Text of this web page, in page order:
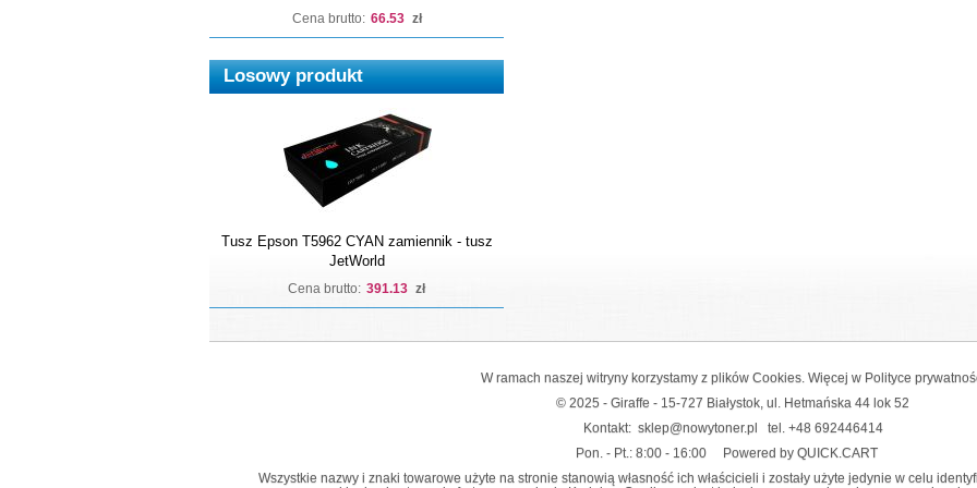
Cena brutto: 66.53 zł
Losowy produkt
Tusz Epson T5962 CYAN zamiennik - tusz
JetWorld
Cena brutto: 391.13 zł
W ramach naszej witryny korzystamy z plików Cookies. Więcej w Polityce
© 2025 - Giraffe - 15-727 Białystok, ul. Hetmańska 44 lok 52
Kontakt: sklep@nowytoner.pl tel. +48 692446414
Pon. - Pt.: 8:00 - 16:00
Powered by QUICK.CART
Wszystkie nazwy i znaki towarowe użyte na stronie stanowią własność ich właścicieli i zostały użyte jedynie w celu